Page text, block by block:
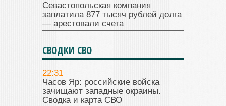
Севастопольская компания
заплатила 877 тысяч рублей долга
— арестовали счета
СВОДКИ СВО
22:31
Часов Яр: российские войска
зачищают западные окраины.
Сводка и карта СВО